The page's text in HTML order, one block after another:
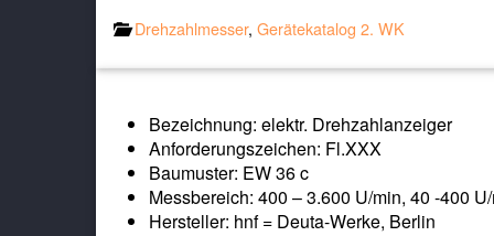
Drehzahlmesser, Gerätekatalog 2. WK
Bezeichnung: elektr. Drehzahlanzeiger
Anforderungszeichen: Fl.XXX
Baumuster: EW 36 c
Messbereich: 400 – 3.600 U/min, 40 -400
Hersteller: hnf = Deuta-Werke, Berlin